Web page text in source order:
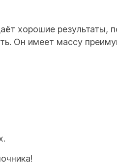
хорошие результаты,
Он имеет массу